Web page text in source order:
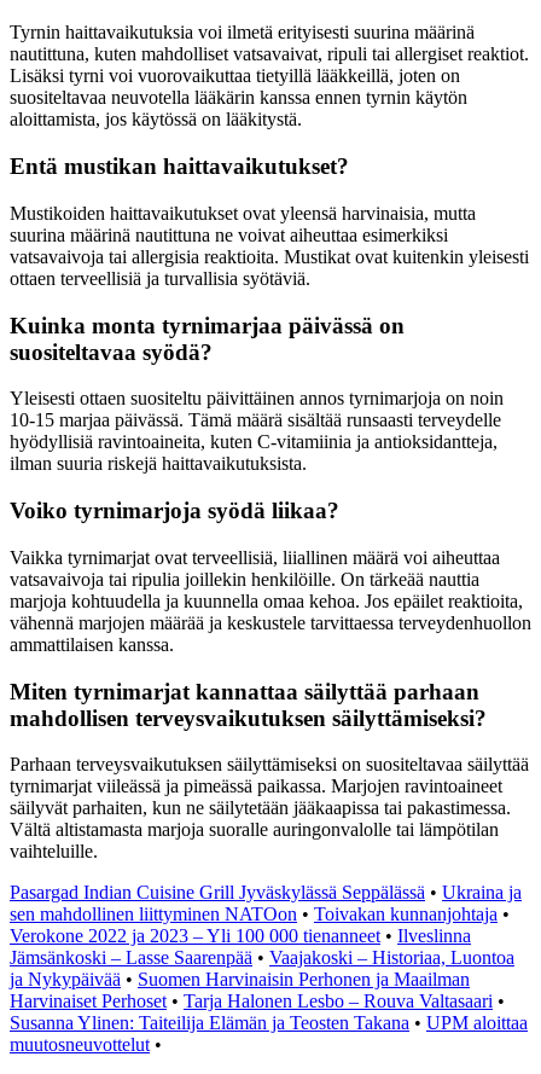
Tyrnin haittavaikutuksia voi ilmetä erityisesti suurina määrinä
nautittuna, kuten mahdolliset vatsavaivat, ripuli tai allergiset reaktiot.
Lisäksi tyrni voi vuorovaikuttaa tietyillä lääkkeillä, joten on
suositeltavaa neuvotella lääkärin kanssa ennen tyrnin käytön
aloittamista, jos käytössä on lääkitystä.
Entä mustikan haittavaikutukset?
Mustikoiden haittavaikutukset ovat yleensä harvinaisia, mutta
suurina määrinä nautittuna ne voivat aiheuttaa esimerkiksi
vatsavaivoja tai allergisia reaktioita. Mustikat ovat kuitenkin yleisesti
ottaen terveellisiä ja turvallisia syötäviä.
Kuinka monta tyrnimarjaa päivässä on
suositeltavaa syödä?
Yleisesti ottaen suositeltu päivittäinen annos tyrnimarjoja on noin
10-15 marjaa päivässä. Tämä määrä sisältää runsaasti terveydelle
hyödyllisiä ravintoaineita, kuten C-vitamiinia ja antioksidantteja,
ilman suuria riskejä haittavaikutuksista.
Voiko tyrnimarjoja syödä liikaa?
Vaikka tyrnimarjat ovat terveellisiä, liiallinen määrä voi aiheuttaa
vatsavaivoja tai ripulia joillekin henkilöille. On tärkeää nauttia
marjoja kohtuudella ja kuunnella omaa kehoa. Jos epäilet reaktioita,
vähennä marjojen määrää ja keskustele tarvittaessa terveydenhuollon
ammattilaisen kanssa.
Miten tyrnimarjat kannattaa säilyttää parhaan
mahdollisen terveysvaikutuksen säilyttämiseksi?
Parhaan terveysvaikutuksen säilyttämiseksi on suositeltavaa säilyttää
tyrnimarjat viileässä ja pimeässä paikassa. Marjojen ravintoaineet
säilyvät parhaiten, kun ne säilytetään jääkaapissa tai pakastimessa.
Vältä altistamasta marjoja suoralle auringonvalolle tai lämpötilan
vaihteluille.
Pasargad Indian Cuisine Grill Jyväskylässä Seppälässä • Ukraina ja
sen mahdollinen liittyminen NATOon • Toivakan kunnanjohtaja •
Verokone 2022 ja 2023 – Yli 100 000 tienanneet • Ilveslinna
Jämsänkoski – Lasse Saarenpää • Vaajakoski – Historiaa, Luontoa
ja Nykypäivää • Suomen Harvinaisin Perhonen ja Maailman
Harvinaiset Perhoset • Tarja Halonen Lesbo – Rouva Valtasaari •
Susanna Ylinen: Taiteilija Elämän ja Teosten Takana • UPM aloittaa
muutosneuvottelut •